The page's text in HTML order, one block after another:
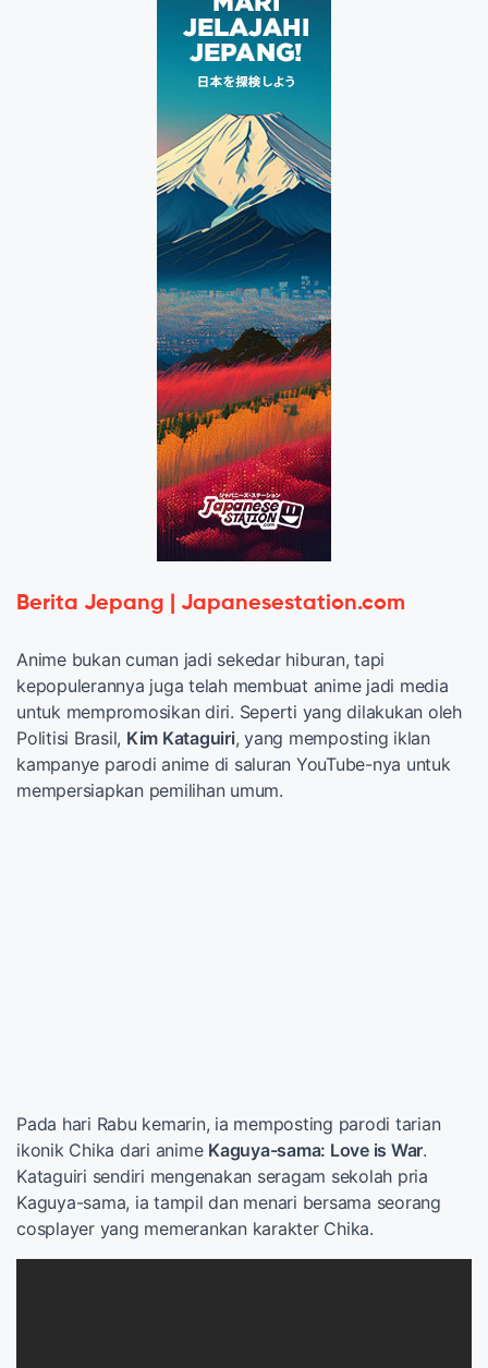
Berita Jepang | Japanesestation.com
Anime bukan cuman jadi sekedar hiburan, tapi
kepopulerannya juga telah membuat anime jadi media
untuk mempromosikan diri. Seperti yang dilakukan oleh
Politisi Brasil, Kim Kataguiri, yang memposting iklan
kampanye parodi anime di saluran YouTube-nya untuk
mempersiapkan pemilihan umum.
Pada hari Rabu kemarin, ia memposting parodi tarian
ikonik Chika dari anime Kaguya-sama: Love is War.
Kataguiri sendiri mengenakan seragam sekolah pria
Kaguya-sama, ia tampil dan menari bersama seorang
cosplayer yang memerankan karakter Chika.